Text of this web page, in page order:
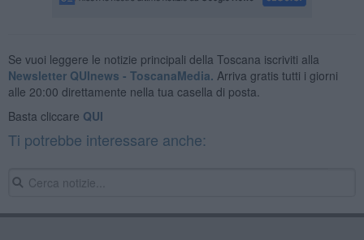
Se vuoi leggere le notizie principali della Toscana iscriviti alla
Newsletter QUInews - ToscanaMedia. Arriva gratis tutti i giorni
alle 20:00 direttamente nella tua casella di posta.
Basta cliccare QUI
Ti potrebbe interessare anche: